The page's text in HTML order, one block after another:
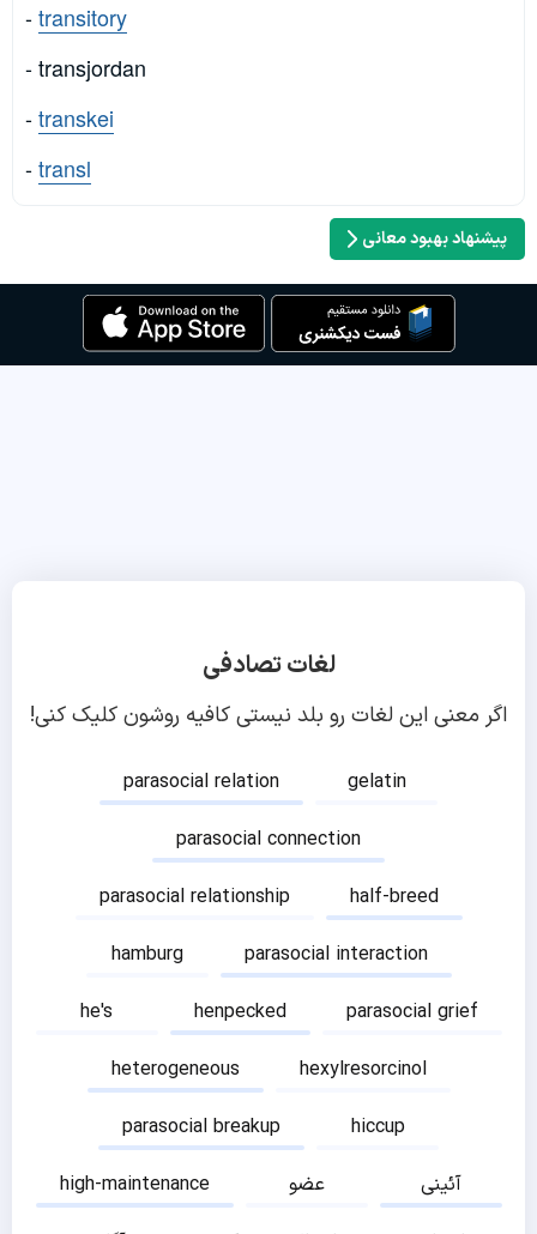
-transitory
- transjordan
-transkei
-transl
پیشنهاد بهبود معانی
لغات تصادفی
اگر معنی این لغات رو بلد نیستی کافیه روشون کلیک کنی!
parasocial relation
gelatin
parasocial connection
parasocial relationship
half-breed
hamburg
parasocial interaction
he's
henpecked
parasocial grief
heterogeneous
hexylresorcinol
parasocial breakup
hiccup
high-maintenance
عضو
آئینی